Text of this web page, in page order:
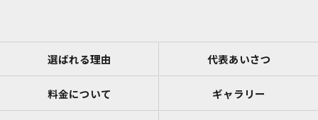
選ばれる理由 代表あいさつ
料金について ギャラリー